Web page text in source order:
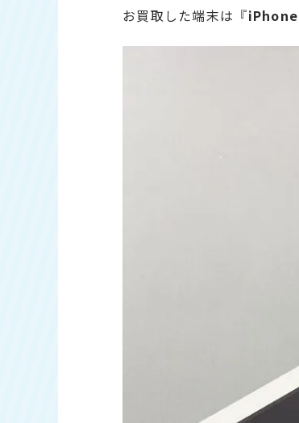
お買取した端末は『iPhone